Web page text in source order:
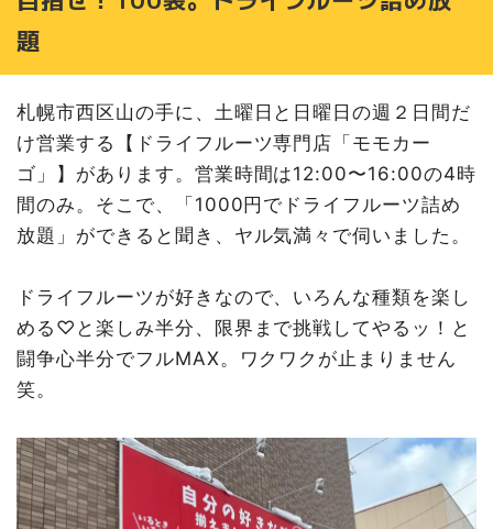
目標は１００個。袋の上部分は花束みたいに広げて積めた
自販機でドライフルーツ
YouTubeやInstagramもチェックしてみて！
題
札幌市西区山の手に、土曜日と日曜日の週２日間だ
け営業する【ドライフルーツ専門店「モモカー
ゴ」】があります。営業時間は12:00〜16:00の4時
間のみ。そこで、「1000円でドライフルーツ詰め
放題」ができると聞き、ヤル気満々で伺いました。
ドライフルーツが好きなので、いろんな種類を楽し
める♡と楽しみ半分、限界まで挑戦してやるッ！と
闘争心半分でフルMAX。ワクワクが止まりません
笑。